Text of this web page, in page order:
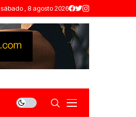
sábado , 8 agosto 2026